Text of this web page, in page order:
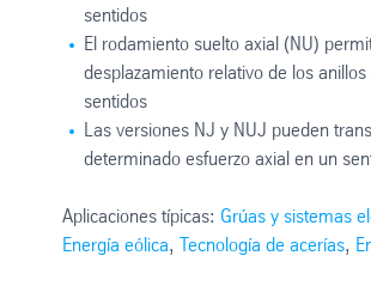
sentidos
El rodamiento suelto axial (NU)
desplazamiento relativo de los
sentidos
Las versiones NJ y NUJ pueden
determinado esfuerzo axial en un
Aplicaciones típicas: Grúas y sistemas
Energía eólica, Tecnología de acerías,